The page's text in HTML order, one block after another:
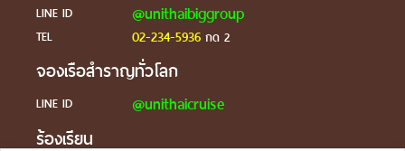
LINE ID @unithaibiggroup
TEL 02-234-5936กด 2
จองเรือสำราญทั่วโลก
LINE ID @unithaicruise
ร้องเรียน